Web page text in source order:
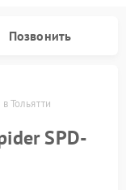
Позвонить
Тольятти
SPD-